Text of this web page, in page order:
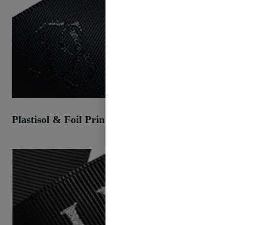
Plastisol & Foil Print